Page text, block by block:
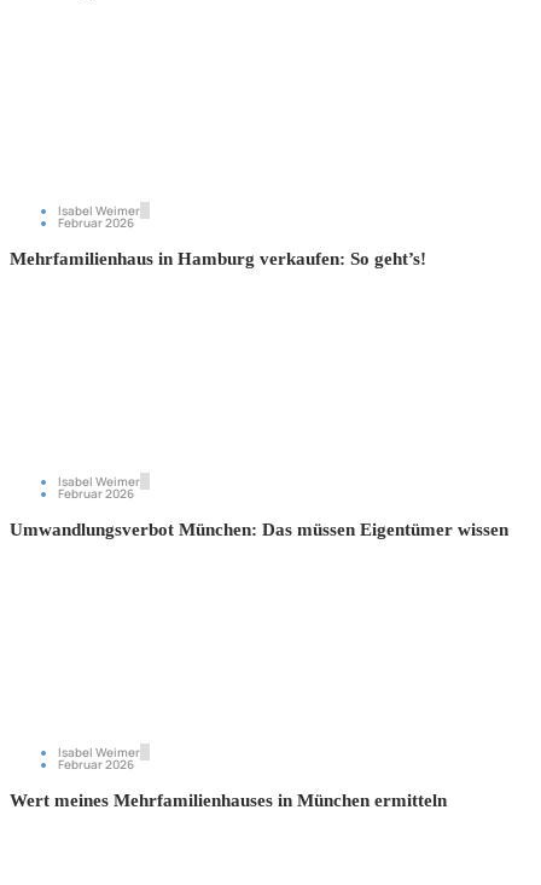
Isabel Weimer
Februar 2026
Mehrfamilienhaus in Hamburg verkaufen: So geht’s!
Isabel Weimer
Februar 2026
Umwandlungsverbot München: Das müssen Eigentümer wissen
Isabel Weimer
Februar 2026
Wert meines Mehrfamilienhauses in München ermitteln